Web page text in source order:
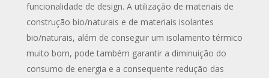
funcionalidade de design. A utilização de materiais de
construção bio/naturais e de materiais isolantes
bio/naturais, além de conseguir um isolamento térmico
muito bom, pode também garantir a diminuição do
consumo de energia e a consequente redução das